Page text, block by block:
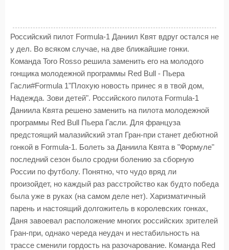
Российский пилот Formula-1 Даниил Квят вдруг остался не
у дел. Во всяком случае, на две ближайшие гонки.
Команда Toro Rosso решила заменить его на молодого
гонщика молодежной программы Red Bull - Пьера
Гасли#Formula 1"Плохую новость принес я в твой дом,
Надежда. Зови детей". Российского пилота Formula-1
Даниила Квята решено заменить на пилота молодежной
программы Red Bull Пьера Гасли. Для француза
предстоящий малазийский этап Гран-при станет дебютной
гонкой в Formula-1. Болеть за Даниила Квята в "Формуле"
последний сезон было сродни болению за сборную
России по футболу. Понятно, что чудо вряд ли
произойдет, но каждый раз расстройство как будто победа
была уже в руках (на самом деле нет). Харизматичный
парень и настоящий долгожитель в королевских гонках,
Даня завоевал расположение многих российских зрителей
Гран-при, однако череда неудач и нестабильность на
трассе сменили гордость на разочарование. Команда Red